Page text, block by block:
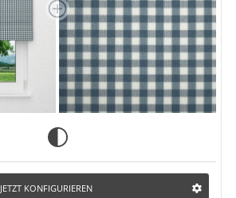
JETZT KONFIGURIEREN